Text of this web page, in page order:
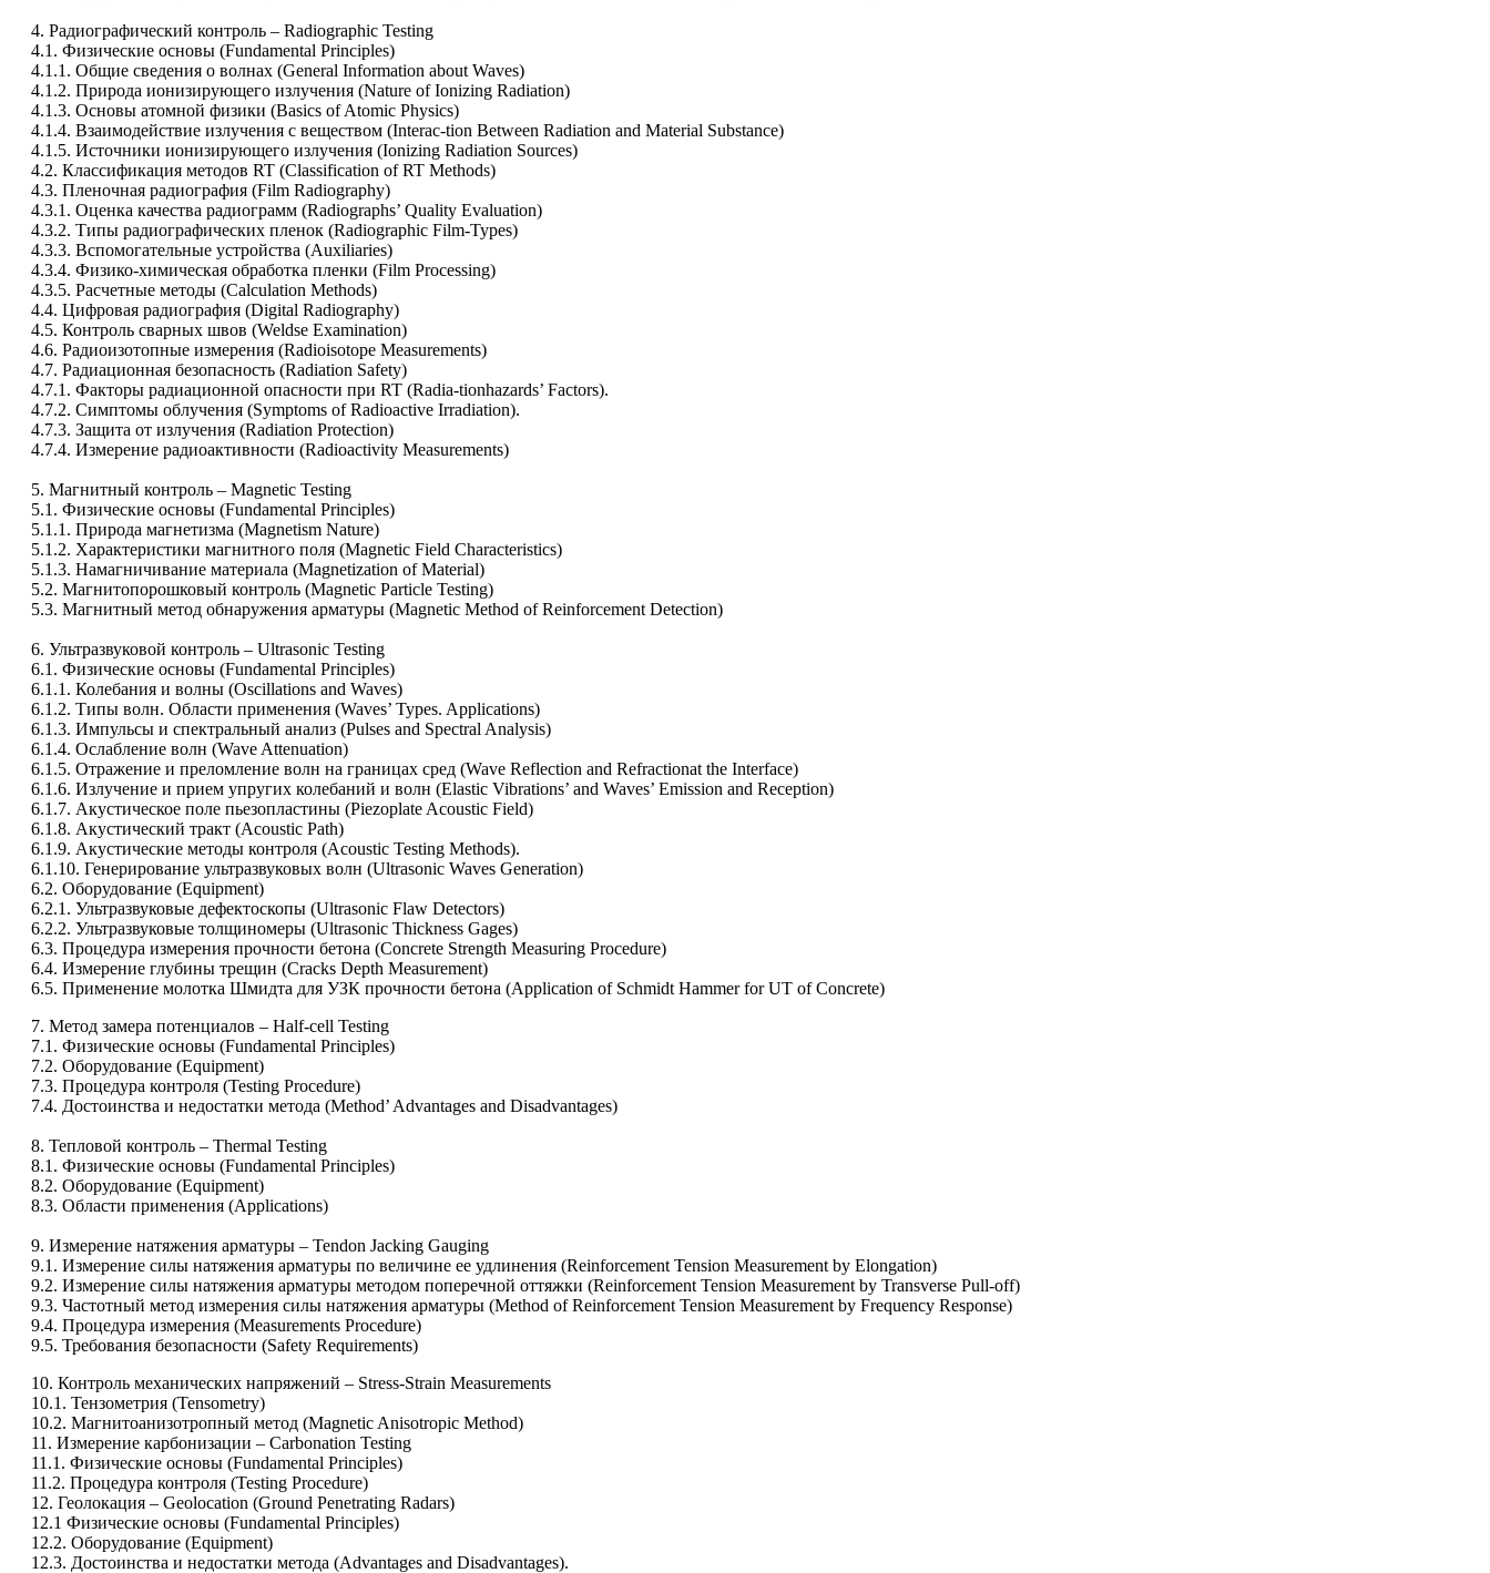
4. Радиографический контроль – Radiographic Testing
4.1. Физические основы (Fundamental Principles)
4.1.1. Общие сведения о волнах (General Information about Waves)
4.1.2. Природа ионизирующего излучения (Nature of Ionizing Radiation)
4.1.3. Основы атомной физики (Basics of Atomic Physics)
4.1.4. Взаимодействие излучения с веществом (Interac-tion Between Radiation and Material Substance)
4.1.5. Источники ионизирующего излучения (Ionizing Radiation Sources)
4.2. Классификация методов RT (Classification of RT Methods)
4.3. Пленочная радиография (Film Radiography)
4.3.1. Оценка качества радиограмм (Radiographs’ Quality Evaluation)
4.3.2. Типы радиографических пленок (Radiographic Film-Types)
4.3.3. Вспомогательные устройства (Auxiliaries)
4.3.4. Физико-химическая обработка пленки (Film Processing)
4.3.5. Расчетные методы (Calculation Methods)
4.4. Цифровая радиография (Digital Radiography)
4.5. Контроль сварных швов (Weldse Examination)
4.6. Радиоизотопные измерения (Radioisotope Measurements)
4.7. Радиационная безопасность (Radiation Safety)
4.7.1. Факторы радиационной опасности при RT (Radia-tionhazards’ Factors).
4.7.2. Симптомы облучения (Symptoms of Radioactive Irradiation).
4.7.3. Защита от излучения (Radiation Protection)
4.7.4. Измерение радиоактивности (Radioactivity Measurements)
5. Магнитный контроль – Magnetic Testing
5.1. Физические основы (Fundamental Principles)
5.1.1. Природа магнетизма (Magnetism Nature)
5.1.2. Характеристики магнитного поля (Magnetic Field Characteristics)
5.1.3. Намагничивание материала (Magnetization of Material)
5.2. Магнитопорошковый контроль (Magnetic Particle Testing)
5.3. Магнитный метод обнаружения арматуры (Magnetic Method of Reinforcement Detection)
6. Ультразвуковой контроль – Ultrasonic Testing
6.1. Физические основы (Fundamental Principles)
6.1.1. Колебания и волны (Oscillations and Waves)
6.1.2. Типы волн. Области применения (Waves’ Types. Applications)
6.1.3. Импульсы и спектральный анализ (Pulses and Spectral Analysis)
6.1.4. Ослабление волн (Wave Attenuation)
6.1.5. Отражение и преломление волн на границах сред (Wave Reflection and Refractionat the Interface)
6.1.6. Излучение и прием упругих колебаний и волн (Elastic Vibrations’ and Waves’ Emission and Reception)
6.1.7. Акустическое поле пьезопластины (Piezoplate Acoustic Field)
6.1.8. Акустический тракт (Acoustic Path)
6.1.9. Акустические методы контроля (Acoustic Testing Methods).
6.1.10. Генерирование ультразвуковых волн (Ultrasonic Waves Generation)
6.2. Оборудование (Equipment)
6.2.1. Ультразвуковые дефектоскопы (Ultrasonic Flaw Detectors)
6.2.2. Ультразвуковые толщиномеры (Ultrasonic Thickness Gages)
6.3. Процедура измерения прочности бетона (Concrete Strength Measuring Procedure)
6.4. Измерение глубины трещин (Cracks Depth Measurement)
6.5. Применение молотка Шмидта для УЗК прочности бетона (Application of Schmidt Hammer for UT of Concrete)
7. Метод замера потенциалов – Half-cell Testing
7.1. Физические основы (Fundamental Principles)
7.2. Оборудование (Equipment)
7.3. Процедура контроля (Testing Procedure)
7.4. Достоинства и недостатки метода (Method’ Advantages and Disadvantages)
8. Тепловой контроль – Thermal Testing
8.1. Физические основы (Fundamental Principles)
8.2. Оборудование (Equipment)
8.3. Области применения (Applications)
9. Измерение натяжения арматуры – Tendon Jacking Gauging
9.1. Измерение силы натяжения арматуры по величине ее удлинения (Reinforcement Tension Measurement by Elongation)
9.2. Измерение силы натяжения арматуры методом поперечной оттяжки (Reinforcement Tension Measurement by Transverse Pull-off)
9.3. Частотный метод измерения силы натяжения арматуры (Method of Reinforcement Tension Measurement by Frequency Response)
9.4. Процедура измерения (Measurements Procedure)
9.5. Требования безопасности (Safety Requirements)
10. Контроль механических напряжений – Stress-Strain Measurements
10.1. Тензометрия (Tensometry)
10.2. Магнитоанизотропный метод (Magnetic Anisotropic Method)
11. Измерение карбонизации – Carbonation Testing
11.1. Физические основы (Fundamental Principles)
11.2. Процедура контроля (Testing Procedure)
12. Геолокация – Geolocation (Ground Penetrating Radars)
12.1 Физические основы (Fundamental Principles)
12.2. Оборудование (Equipment)
12.3. Достоинства и недостатки метода (Advantages and Disadvantages).